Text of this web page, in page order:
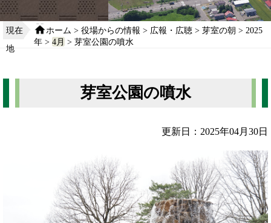
現在
地
ホーム >役場からの情報 > 広報・広聴 >芽室の朝 > 2025
年 >4月 > 芽室公園の噴水
芽室公園の噴水
更新日：2025年04月30日